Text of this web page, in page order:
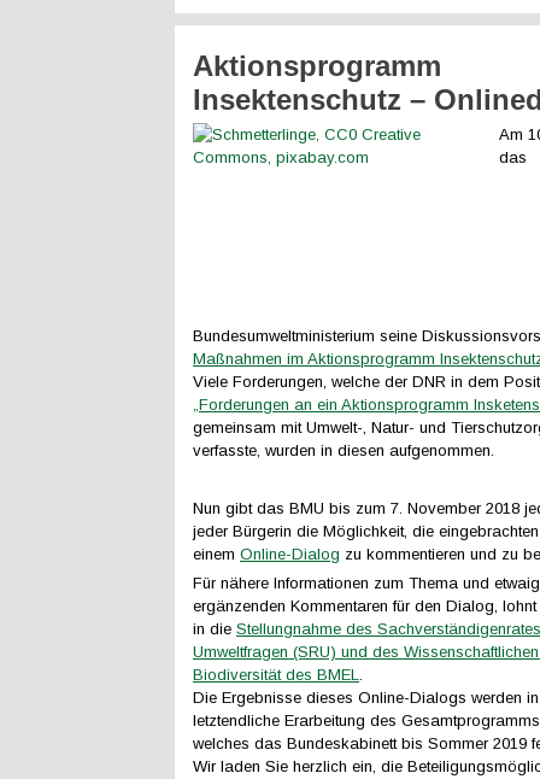
Aktionsprogramm
Insektenschutz –
Am
das
Bundesumweltministerium seine
Maßnahmen im Aktionsprogramm
Viele Forderungen, welche der DNR in dem
„Forderungen an ein Aktionsprogramm
gemeinsam mit Umwelt-, Natur- und
verfasste, wurden in diesen aufgenommen.
Nun gibt das BMU bis zum 7. November 2018
jeder Bürgerin die Möglichkeit, die
einem Online-Dialog zu kommentieren und zu
Für nähere Informationen zum Thema und
ergänzenden Kommentaren für den Dialog,
in die Stellungnahme des
Umweltfragen (SRU) und des
Biodiversität des BMEL.
Die Ergebnisse dieses Online-Dialogs werden
letztendliche Erarbeitung des
welches das Bundeskabinett bis Sommer 2019
Wir laden Sie herzlich ein, die